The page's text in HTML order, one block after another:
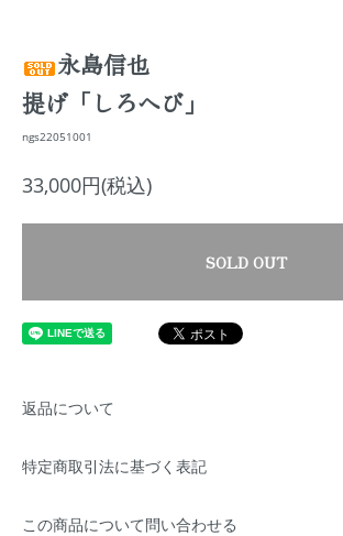
永島信也
提げ「しろへび」
ngs22051001
33,000円(税込)
SOLD OUT
返品について
特定商取引法に基づく表記
この商品について問い合わせる